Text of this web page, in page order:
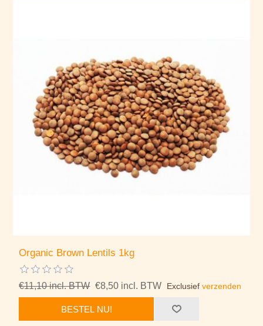
Organic Brown Lentils 1kg
€11,10 incl. BTW €8,50 incl. BTW Exclusiefverzenden
BESTEL NU!